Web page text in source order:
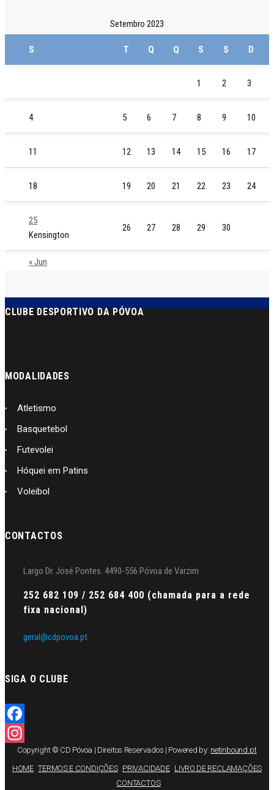
Setembro 2023
S T Q Q S S D
« Jun
1 2 3
4 5 6 7 8 9 10
11 12 13 14 15 16 17
18 19 20 21 22 23 24
25
Kensington
26 27 28 29 30
CLUBE DESPORTIVO DA PÓVOA
MODALIDADES
Atletismo
Basquetebol
Futevolei
Hóquei em Patins
Voleibol
CONTACTOS
Largo Dr. José Pontes. 4490-556 Póvoa de Varzim
252 682 109 / 252 684 400 (chamada para a rede
fixa nacional)
geral@cdpovoa.pt
SIGA O CLUBE
Facebook
Instagram
Copyright © CD Póvoa | Direitos Reservados | Powered by: netinbound.pt
HOME TERMOS E CONDIÇÕES PRIVACIDADE LIVRO DE RECLAMAÇÕES
CONTACTOS